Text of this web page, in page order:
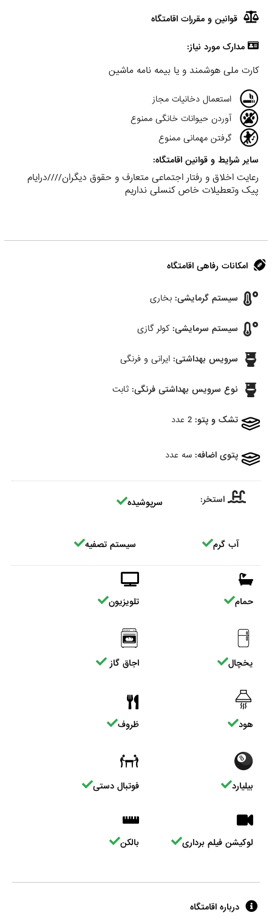
قوانین و مقررات اقامتگاه
مدارک مورد نیاز:
کارت ملی هوشمند و یا بیمه نامه ماشین
استعمال دخانیات مجاز
آوردن حیوانات خانگی ممنوع
گرفتن مهمانی ممنوع
سایر شرایط و قوانین اقامتگاه:
رعایت اخلاق و رفتار اجتماعی متعارف و حقوق دیگران////درایام
پیک وتعطیلات خاص کنسلی نداریم
امکانات رفاهی اقامتگاه
سیستم گرمایشی: بخاری
سیستم سرمایشی: کولر گازی
سرویس بهداشتی: ایرانی و فرنگی
نوع سرویس بهداشتی فرنگی: ثابت
تشک و پتو: 2 عدد
پتوی اضافه: سه عدد
استخر: سرپوشیده
آب گرم سیستم تصفیه
حمام تلویزیون
یخچال اجاق گاز
هود ظروف
بیلیارد فوتبال دستی
لوکیشن فیلم برداری بالکن
درباره اقامتگاه